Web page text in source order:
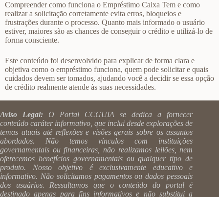
Compreender como funciona o Empréstimo Caixa Tem e como
realizar a solicitação corretamente evita erros, bloqueios e
frustrações durante o processo. Quanto mais informado o usuário
estiver, maiores são as chances de conseguir o crédito e utilizá-lo de
forma consciente.
Este conteúdo foi desenvolvido para explicar de forma clara e
objetiva como o empréstimo funciona, quem pode solicitar e quais
cuidados devem ser tomados, ajudando você a decidir se essa opção
de crédito realmente atende às suas necessidades.
Aviso Legal: O Portal CCGUIA se dedica a fornecer
conteúdo caráter informativo, que inclui desde explorações de
temas atuais até reflexões e visões gerais sobre os assuntos
abordados. Não temos vínculos com instituições
governamentais ou financeiras, não realizamos leilões, nem
oferecemos benefícios governamentais ou qualquer tipo de
produto. Nosso objetivo é exclusivamente educativo e
informativo. Não solicitamos pagamentos ou dados pessoais
dos usuários. Ressaltamos que o conteúdo do portal é
destinado apenas para fins informativos e não substitui a